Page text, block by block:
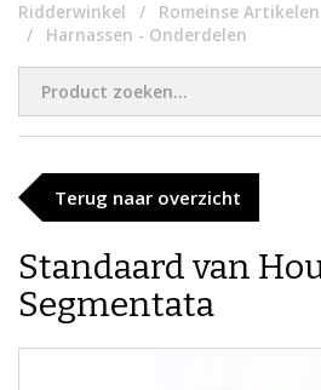
Ridderwinkel
Romeinse Artikelen
Harnassen - Onderdelen
Terug naar overzicht
Standaard van
Segmentata